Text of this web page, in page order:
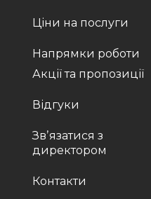
Ціни на послуги
Напрямки роботи
Акції та пропозиції
Відгуки
Звʼязатися з
директором
Контакти